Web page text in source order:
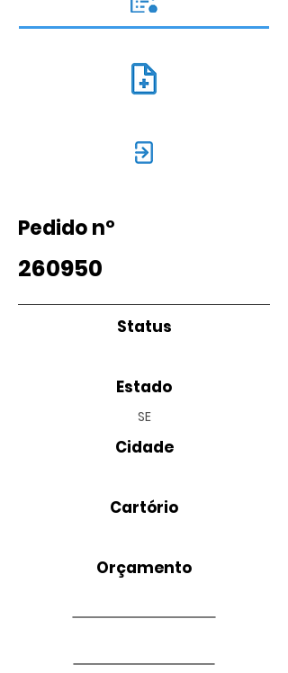
Pedido nº
260950
Status
Estado
SE
Cidade
Cartório
Orçamento